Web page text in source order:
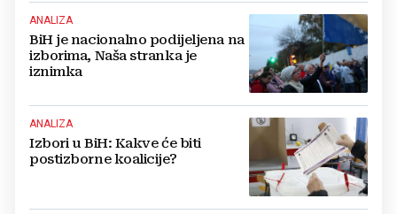
ANALIZA
BiH je nacionalno podijeljena na
izborima, Naša stranka je
iznimka
ANALIZA
Izbori u BiH: Kakve će biti
postizborne koalicije?